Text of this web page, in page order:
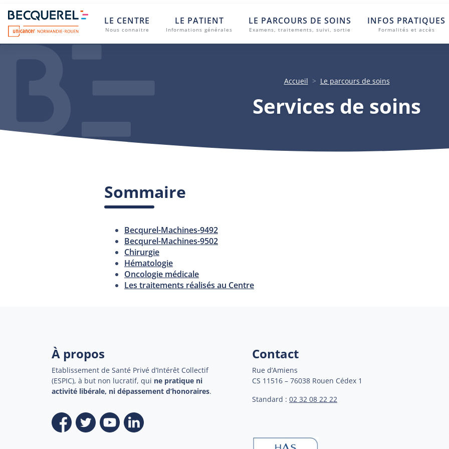
Skip to main content
Centre Henri Becquerel
LE CENTRE
Nous connaitre
LE PATIENT
Informations générales
LE PARCOURS DE SOINS
Examens, traitements, suivi, sortie
INFOS PRATIQUES
Formalités et accès
Accueil Le parcours de soins
Services de soins
Services de soins
Sommaire
Becqurel-Machines-9492
Becqurel-Machines-9502
Chirurgie
Hématologie
Oncologie médicale
Les traitements réalisés au Centre
À propos
Etablissement de Santé Privé d’Intérêt Collectif
(ESPIC), à but non lucratif, qui ne pratique ni
activité libérale, ni dépassement d’honoraires.
Contact
Rue d’Amiens
CS 11516 – 76038 Rouen Cédex 1
Standard : 02 32 08 22 22